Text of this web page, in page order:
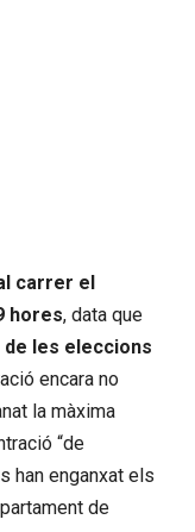
carrer el
hores, data que
les eleccions
encara no
la màxima
“de
han enganxat els
de